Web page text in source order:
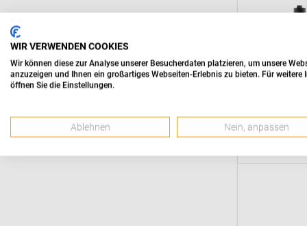
WIR VERWENDEN COOKIES
Wir können diese zur Analyse unserer Besucherdaten platzieren, um unsere
anzuzeigen und Ihnen ein großartiges Webseiten-Erlebnis zu bieten. Für
öffnen Sie die Einstellungen.
Ablehnen Nein, anpassen